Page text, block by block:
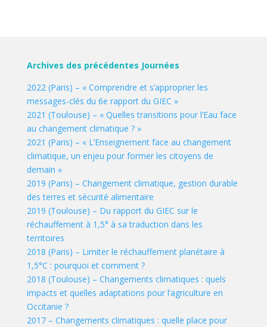
Archives des précédentes Journées
2022 (Paris) – « Comprendre et s’approprier les
messages-clés du 6e rapport du GIEC »
2021 (Toulouse) – « Quelles transitions pour l’Eau face
au changement climatique ? »
2021 (Paris) – « L’Enseignement face au changement
climatique, un enjeu pour former les citoyens de
demain »
2019 (Paris) – Changement climatique, gestion durable
des terres et sécurité alimentaire
2019 (Toulouse) – Du rapport du GIEC sur le
réchauffement à 1,5° à sa traduction dans les
territoires
2018 (Paris) – Limiter le réchauffement planétaire à
1,5°C : pourquoi et comment ?
2018 (Toulouse) – Changements climatiques : quels
impacts et quelles adaptations pour l’agriculture en
Occitanie ?
2017 – Changements climatiques : quelle place pour